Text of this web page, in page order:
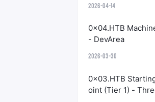
2026-04-14
0x04.HTB
- DevArea
2026-03-30
0x03.HTB
oint (Tier 1) -